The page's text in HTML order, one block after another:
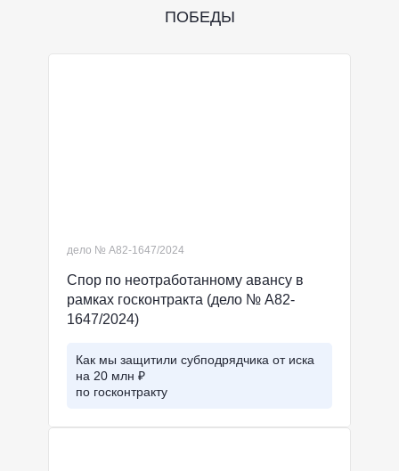
ПОБЕДЫ
дело № А82-1647/2024
Спор по неотработанному авансу в
рамках госконтракта (дело № А82-
1647/2024)
Как мы защитили субподрядчика от иска
на 20 млн ₽
по госконтракту